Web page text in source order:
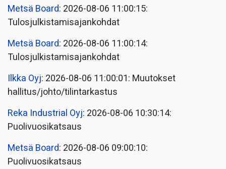
Metsä Board: 2026-08-06 11:00:15:
Tulosjulkistamisajankohdat
Metsä Board: 2026-08-06 11:00:14:
Tulosjulkistamisajankohdat
Ilkka Oyj: 2026-08-06 11:00:01: Muutokset
hallitus/johto/tilintarkastus
Reka Industrial Oyj: 2026-08-06 10:30:14:
Puolivuosikatsaus
Metsä Board: 2026-08-06 09:00:10:
Puolivuosikatsaus